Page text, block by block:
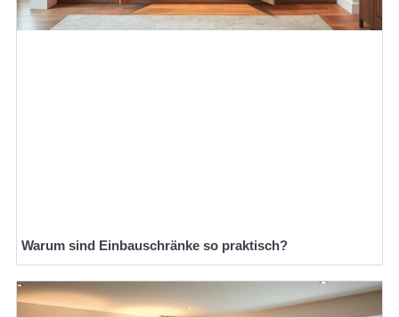
Warum sind Einbauschränke so praktisch?